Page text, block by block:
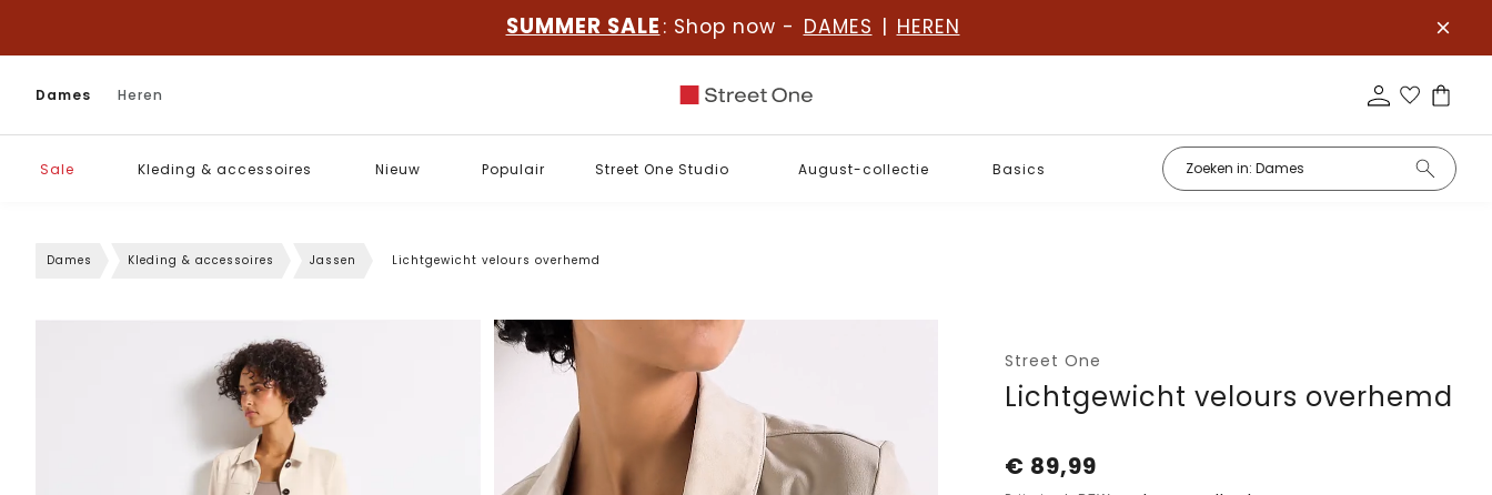
SUMMER SALE : Shop now - DAMES | HEREN
Dames Heren
Sale Kleding & accessoires Nieuw Populair Street One Studio August-collectie Basics
Dames Kleding & accessoires Jassen Lichtgewicht velours overhemd
Street One
Lichtgewicht velours overhemd
€ 89,99